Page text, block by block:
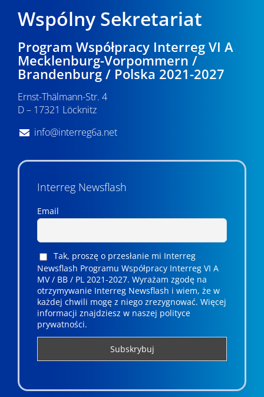
Wspólny Sekretariat
Program Współpracy Interreg VI A
Mecklenburg-Vorpommern /
Brandenburg / Polska 2021-2027
Ernst-Thälmann-Str. 4
D – 17321 Löcknitz
info@interreg6a.net
Interreg Newsflash
Email
Tak, proszę o przesłanie mi Interreg
Newsflash Programu Współpracy Interreg VI A
MV / BB / PL 2021-2027. Wyrażam zgodę na
otrzymywanie Interreg Newsflash i wiem, że w
każdej chwili mogę z niego zrezygnować. ­­Więcej
informacji znajdziesz w naszej polityce
prywatności.